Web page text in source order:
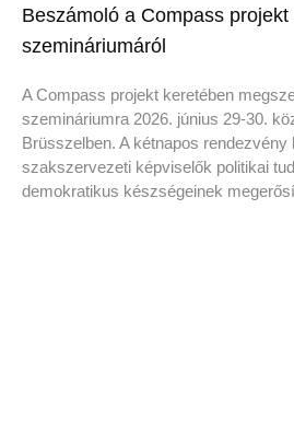
Beszámoló a Compass projekt
szemináriumáról
A Compass projekt keretében
szemináriumra 2026. június 29-30.
Brüsszelben. A kétnapos rendezvény
szakszervezeti képviselők politikai
demokratikus készségeinek